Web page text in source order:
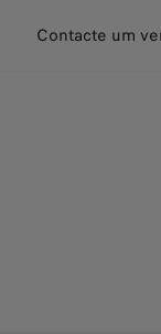
Contacte um